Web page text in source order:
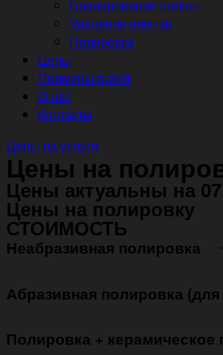
Бронирование стёкол
Удаление вмятин
Полировка
Цены
Примеры работ
О нас
Контакты
Цены на услуги
Цены на
Цены актуальны на
Цены на полировку
СТОИМОСТЬ
Неабразивная полировка ㅤㅤㅤㅤ ㅤㅤㅤㅤ ㅤㅤㅤ
Абразивная полировка
Полировка + керамическое